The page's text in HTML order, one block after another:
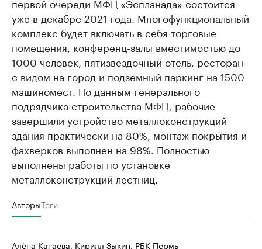
уже в декабре 2021 года. Многофункциональный
комплекс будет включать в себя торговые
помещения, конференц-залы вместимостью до
1000 человек, пятизвездочный отель, ресторан
с видом на город и подземный паркинг на 1500
машиномест. По данным генерального
подрядчика строительства МФЦ, рабочие
завершили устройство металлоконструкций
здания практически на 80%, монтаж покрытия и
фахверков выполнен на 98%. Полностью
выполнены работы по установке
металлоконструкций лестниц.
АвторыТеги
Алёна Катаева, Кирилл Зыкин, РБК Пермь